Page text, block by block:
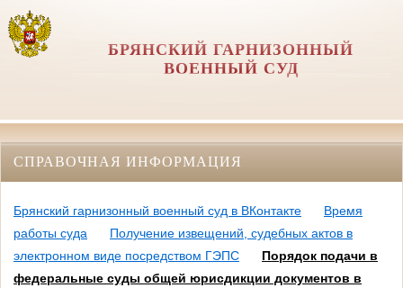
БРЯНСКИЙ ГАРНИЗОННЫЙ
ВОЕННЫЙ СУД
СПРАВОЧНАЯ ИНФОРМАЦИЯ
Брянский гарнизонный военный суд в ВКонтакте
Время
работы суда
Получение извещений, судебных актов в
электронном виде посредством ГЭПС
Порядок подачи в
федеральные суды общей юрисдикции документов в